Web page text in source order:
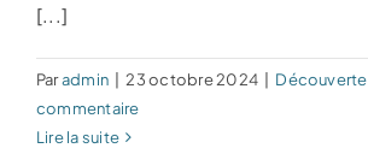
[...]
Paradmin 23 octobre 2024 Découverte
commentaire
Lire la suite